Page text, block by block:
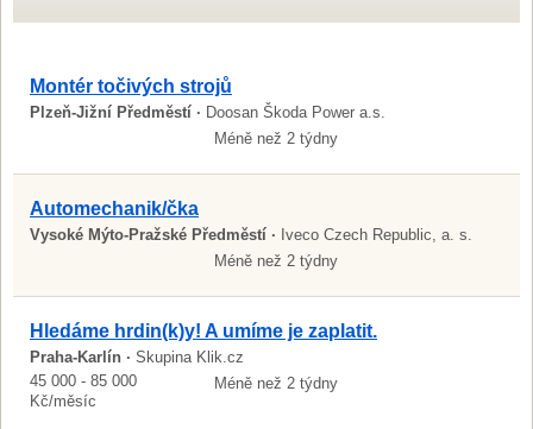
Montér točivých strojů
Plzeň-Jižní Předměstí · Doosan Škoda Power a.s.
Méně než 2 týdny
Automechanik/čka
Vysoké Mýto-Pražské Předměstí · Iveco Czech Republic, a. s.
Méně než 2 týdny
Hledáme hrdin(k)y! A umíme je zaplatit.
Praha-Karlín · Skupina Klik.cz
45 000 - 85 000
Kč/měsíc
Méně než 2 týdny